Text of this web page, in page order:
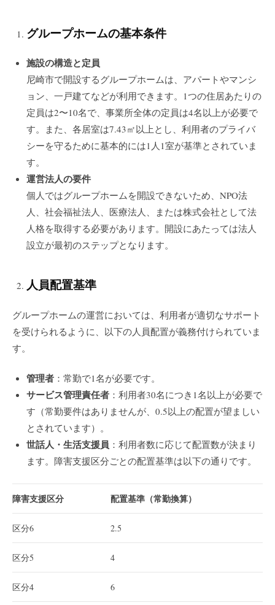
グループホームの基本条件
施設の構造と定員
尼崎市で開設するグループホームは、アパートやマンシ
ョン、一戸建てなどが利用できます。1つの住居あたりの
定員は2〜10名で、事業所全体の定員は4名以上が必要で
す。また、各居室は7.43㎡以上とし、利用者のプライバ
シーを守るために基本的には1人1室が基準とされていま
す。
運営法人の要件
個人ではグループホームを開設できないため、NPO法
人、社会福祉法人、医療法人、または株式会社として法
人格を取得する必要があります。開設にあたっては法人
設立が最初のステップとなります。
人員配置基準
グループホームの運営においては、利用者が適切なサポート
を受けられるように、以下の人員配置が義務付けられていま
す。
管理者：常勤で1名が必要です。
サービス管理責任者：利用者30名につき1名以上が必要で
す（常勤要件はありませんが、0.5以上の配置が望ましい
とされています）。
世話人・生活支援員 ：利用者数に応じて配置数が決まり
ます。障害支援区分ごとの配置基準は以下の通りです。
障害支援区分 配置基準（常勤換算）
区分6 2.5
区分5 4
区分4 6